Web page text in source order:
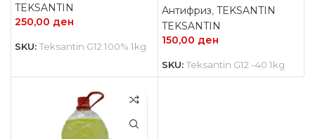
TEKSANTIN
250,00 ден
SKU: Teksantin G12 100% 1kg
Антифриз, TEKSANTIN
TEKSANTIN
150,00 ден
SKU: Teksantin G12 -40 1kg